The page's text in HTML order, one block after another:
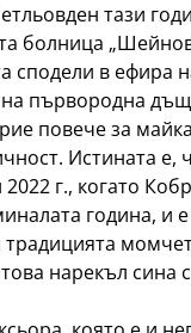
тази
болница
сподели в ефира
на първородна
повече за
Истината
г., когато
година, и
нарекъл сина